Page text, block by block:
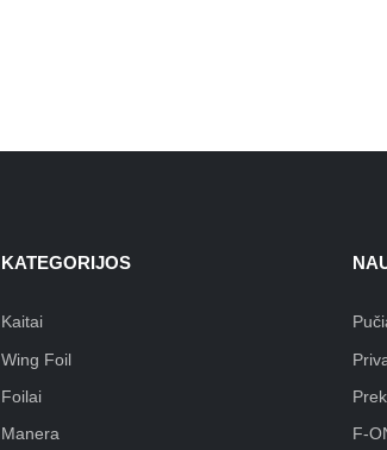
KATEGORIJOS
Kaitai
Wing Foil
Foilai
Manera
F-